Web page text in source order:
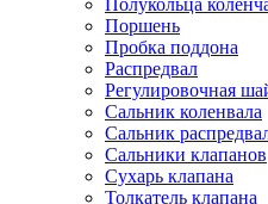
Полукольца
Поршень
Пробка поддона
Распредвал
Регулировочная
Сальник коленвала
Сальник
Сальники клапанов
Сухарь клапана
Толкатель клапана